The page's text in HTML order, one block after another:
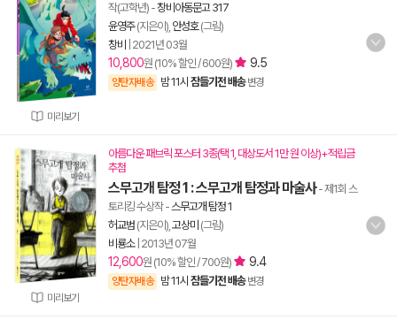
미리보기
작(고학년) -창비아동문고 317
윤영주(지은이), 안성호(그림)
창비
2021년 03월
10,800원 (10% 할인 / 600원) 9.5
양탄자배송 밤 11시 잠들기전 배송 변경
미리보기
아름다운 패브릭 포스터 3종(택 1, 대상도서 1만 원 이상)+적립금
추첨
스무고개 탐정 1 : 스무고개 탐정과 마술사- 제1회 스
토리킹 수상작-스무고개 탐정 1
허교범 (지은이), 고상미 (그림)
비룡소| 2013년 07월
12,600원 (10% 할인 / 700원) 9.4
양탄자배송 밤 11시 잠들기전 배송 변경